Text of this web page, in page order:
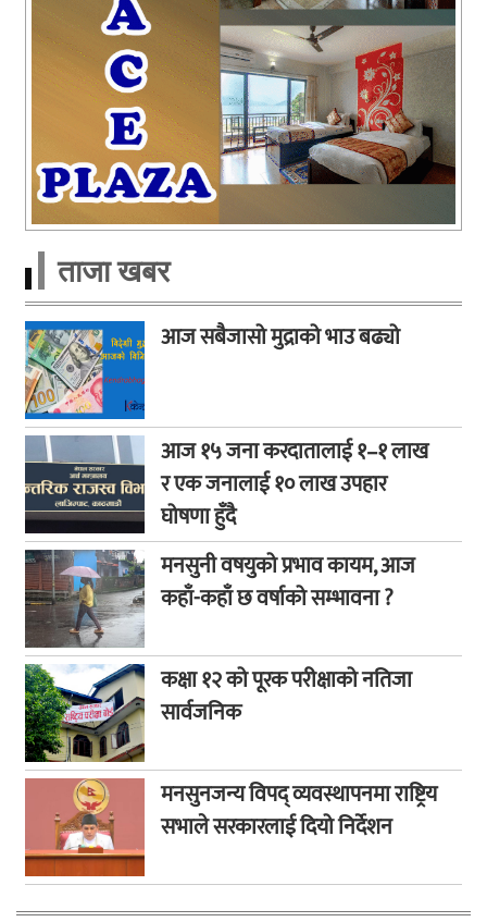
ताजा खबर
आज सबैजासो मुद्राको भाउ बढ्यो
आज १५ जना करदातालाई १–१ लाख
र एक जनालाई १० लाख उपहार
घोषणा हुँदै
मनसुनी वषयुको प्रभाव कायम, आज
कहाँ-कहाँ छ वर्षाको सम्भावना ?
कक्षा १२ को पूरक परीक्षाको नतिजा
सार्वजनिक
मनसुनजन्य विपद् व्यवस्थापनमा राष्ट्रिय
सभाले सरकारलाई दियो निर्देशन